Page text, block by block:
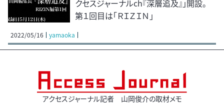
クセスジャーナルch『深層追及』」開設。
第１回目は「ＲＩＺＩＮ」
2022/05/16 yamaoka
アクセスジャーナル記者 山岡俊介の取材メモ